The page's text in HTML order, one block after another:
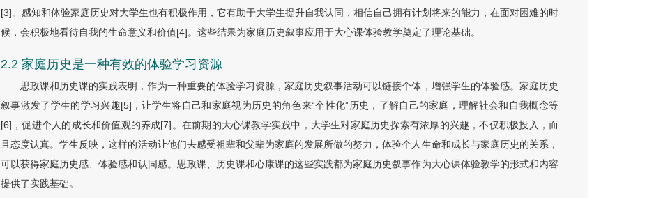
[3]。感知和体验家庭历史对大学生也有积极作用，它有助于大学生提升自我认同，相信自己拥有计划将来的能力，在面对困难的时
候，会积极地看待自我的生命意义和价值[4]。这些结果为家庭历史叙事应用于大心课体验教学奠定了理论基础。
2.2 家庭历史是一种有效的体验学习资源
思政课和历史课的实践表明，作为一种重要的体验学习资源，家庭历史叙事活动可以链接个体，增强学生的体验感。家庭历史
叙事激发了学生的学习兴趣[5]，让学生将自己和家庭视为历史的角色来“个性化”历史，了解自己的家庭，理解社会和自我概念等
[6]，促进个人的成长和价值观的养成[7]。在前期的大心课教学实践中，大学生对家庭历史探索有浓厚的兴趣，不仅积极投入，而
且态度认真。学生反映，这样的活动让他们去感受祖辈和父辈为家庭的发展所做的努力，体验个人生命和成长与家庭历史的关系，
可以获得家庭历史感、体验感和认同感。思政课、历史课和心康课的这些实践都为家庭历史叙事作为大心课体验教学的形式和内容
提供了实践基础。